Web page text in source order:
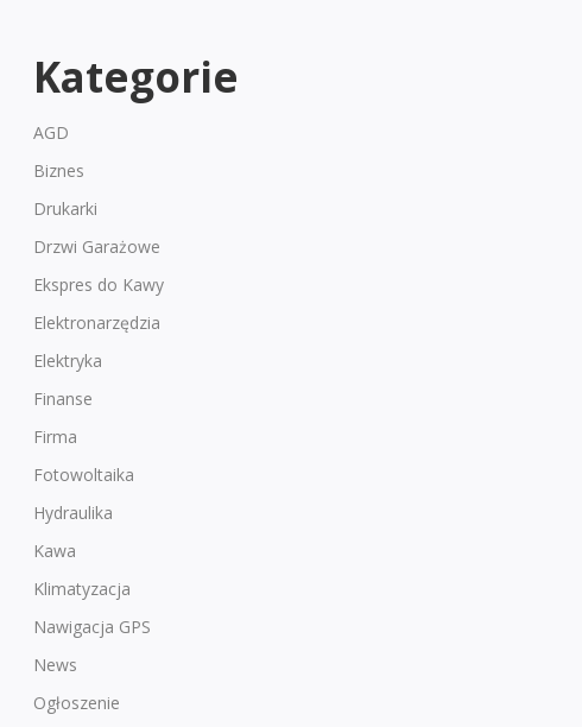
Kategorie
AGD
Biznes
Drukarki
Drzwi Garażowe
Ekspres do Kawy
Elektronarzędzia
Elektryka
Finanse
Firma
Fotowoltaika
Hydraulika
Kawa
Klimatyzacja
Nawigacja GPS
News
Ogłoszenie